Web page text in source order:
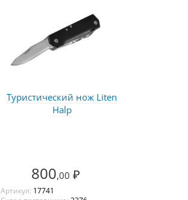
Туристический нож Liten
Halp
800,00 ₽
Артикул: 17741